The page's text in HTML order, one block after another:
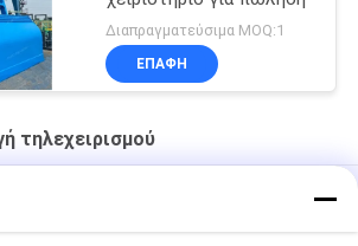
Διαπραγματεύσιμα MOQ:1
ΕΠΑΦΉ
τηλεχειρισμού
Radio Remote